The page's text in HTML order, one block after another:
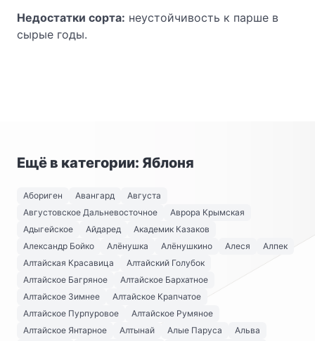
Недостатки сорта: неустойчивость к парше в
сырые годы.
Ещё в категории: Яблоня
Абориген Авангард
Августа
Августовское Дальневосточное
Аврора Крымская
Адыгейское
Айдаред
Академик Казаков
Александр Бойко
Алёнушка Алёнушкино Алеся
Алпек
Алтайская Красавица
Алтайский Голубок
Алтайское Багряное
Алтайское Бархатное
Алтайское Зимнее
Алтайское Крапчатое
Алтайское Пурпуровое
Алтайское Румяное
Алтайское Янтарное
Алтынай Алые Паруса
Альва